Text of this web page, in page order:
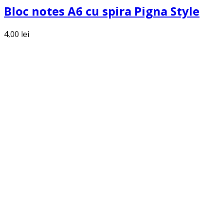
Bloc notes A6 cu spira Pigna Style
4,00 lei